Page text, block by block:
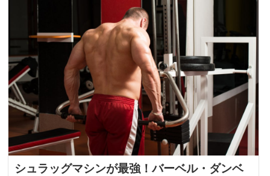
シュラッグマシンが最強！バーベル・ダンベ